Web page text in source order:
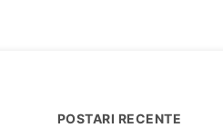
POSTARI RECENTE